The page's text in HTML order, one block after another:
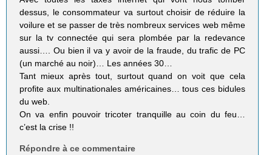
dessus, le consommateur va surtout choisir de réduire la
voilure et se passer de très nombreux services web même
sur la tv connectée qui sera plombée par la redevance
aussi…. Ou bien il va y avoir de la fraude, du trafic de PC
(un marché au noir)… Les années 30…
Tant mieux après tout, surtout quand on voit que cela
profite aux multinationales américaines… tous ces bidules
du web.
On va enfin pouvoir tricoter tranquille au coin du feu…
c’est la crise !!
Répondre à ce commentaire